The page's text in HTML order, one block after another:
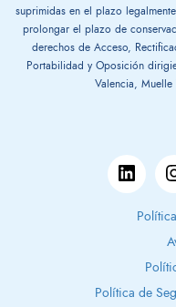
suprimidas en el plazo
prolongar el plazo de
derechos de Acceso,
Portabilidad y Oposición
Valencia,
Política de